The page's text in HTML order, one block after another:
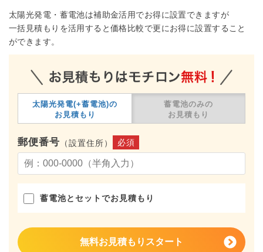
太陽光発電・蓄電池は補助金活用でお得に設置できますが
一括見積もりを活用すると価格比較で更にお得に設置すること
ができます。
太陽光発電(+蓄電池)の
お見積もり
蓄電池のみの
お見積もり
郵便番号 （設置住所） 必須
蓄電池とセットでお見積もり
無料お見積もりスタート